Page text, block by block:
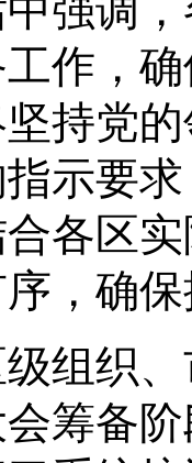
调，
作，
持党
示要
各区
，确
织、
筹备